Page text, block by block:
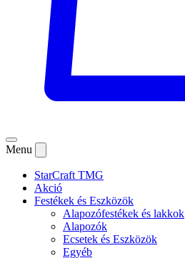
Menu
StarCraft TMG
Akció
Festékek és Eszközök
Alapozófestékek és lakkok
Alapozók
Ecsetek és Eszközök
Egyéb